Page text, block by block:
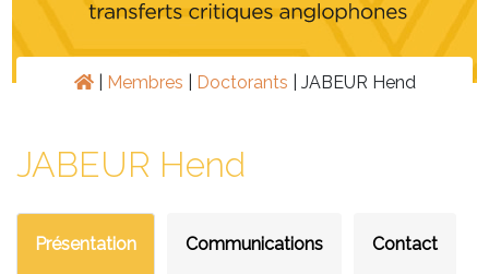
Membres Doctorants JABEUR Hend
JABEUR Hend
Présentation Communications Contact